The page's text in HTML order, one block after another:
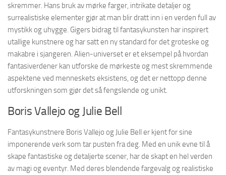
skremmer. Hans bruk av mørke farger, intrikate detaljer og
surrealistiske elementer gjør at man blir dratt inn i en verden full av
mystikk og uhygge. Gigers bidrag til fantasykunsten har inspirert
utallige kunstnere og har satt en ny standard for det groteske og
makabre i sjangeren. Alien-universet er et eksempel på hvordan
fantasiverdener kan utforske de mørkeste og mest skremmende
aspektene ved menneskets eksistens, og det er nettopp denne
utforskningen som gjør det så fengslende og unikt.
Boris Vallejo og Julie Bell
Fantasykunstnere Boris Vallejo og Julie Bell er kjent for sine
imponerende verk som tar pusten fra deg. Med en unik evne til å
skape fantastiske og detaljerte scener, har de skapt en hel verden
av magi og eventyr. Med deres blendende fargevalg og realistiske